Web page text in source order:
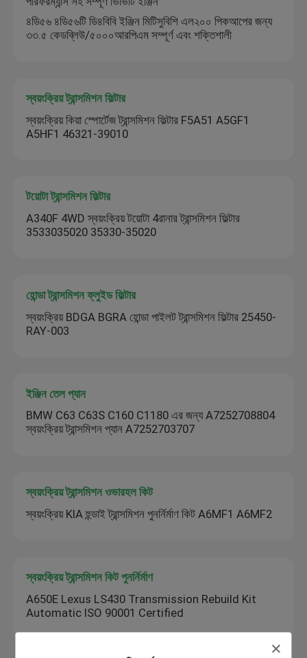
৪ডি৫৬ ৪ডি৫৬টি ডি৪বিবি ইঞ্জিন মিটিসুবিশি এল২০০ পিকআপের জন্য
৩৩.৫ কেডব্লিউ/৫০০০আরপিএম সম্পূর্ণ এবং শক্তিশালী
স্বয়ংক্রিয় ট্রান্সমিশন ফিল্টার
স্বয়ংক্রিয় কিয়া স্পোর্টেজ ট্রান্সমিশন ফিল্টার F5A51 A5GF1
A5HF1 46321-39010
টয়োটা ট্রান্সমিশন ফিল্টার
A340F 4WD স্বয়ংক্রিয় টয়োটা 4রানার ট্রান্সমিশন ফিল্টার
3533035020 35330-35020
হোন্ডা ট্রান্সমিশন ফ্লুইড ফিল্টার
স্বয়ংক্রিয় BDGA BGRA হোন্ডা পাইলট ট্রান্সমিশন ফিল্টার 25450-
RAY-003
ইঞ্জিন তেল প্যান
BMW C63 C63S C160 C1180 এর জন্য A7252708804
স্বয়ংক্রিয় ট্রান্সমিশন প্যান A7252703707
স্বয়ংক্রিয় ট্রান্সমিশন ওভারহল কিট
স্বয়ংক্রিয় KIA হুন্ডাই ট্রান্সমিশন পুনর্নির্মাণ কিট A6MF1 A6MF2
স্বয়ংক্রিয় ট্রান্সমিশন কিট পুনর্নির্মাণ
A650E Lexus LS430 Transmission Rebuild Kit
Automatic ISO 90001 Certified